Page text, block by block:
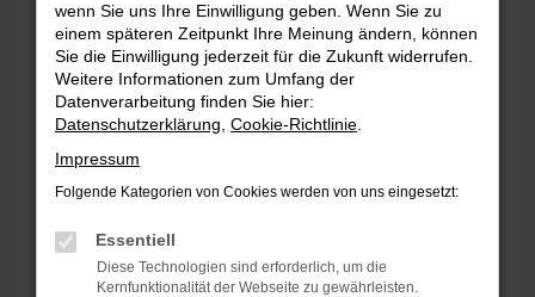
Beim Laden ist ein Fehler aufgetreten.
Hier sind ein paar Tipps, die dir helfen können:
Überprüfe deine Firewall und deine
Internetverbindung.
Laden andere Webseiten, zum Beispiel deine
Suchmaschine?
Prüfe deine Browsererweiterungen.
können das Laden bestimmter Seiten
verhindern. Funktioniert die Seite in einem
wenn Sie uns Ihre Einwilligung geben. Wenn Sie zu
einem späteren Zeitpunkt Ihre Meinung ändern, können
Sie die Einwilligung jederzeit für die Zukunft widerrufen.
Weitere Informationen zum Umfang der
Datenverarbeitung finden Sie hier:
Datenschutzerklärung Cookie-Richtlinie
Impressum
Folgende Kategorien von Cookies werden von uns eingesetzt:
Essentiell
Diese Technologien sind erforderlich, um die
Kernfunktionalität der Webseite zu gewährleisten.